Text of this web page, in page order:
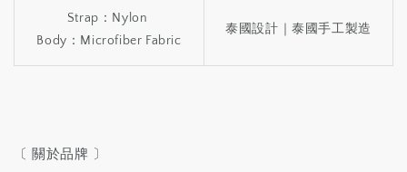
Strap：Nylon
Body：Microfiber Fabric
泰國設計｜泰國手工製造
〔 關於品牌 〕